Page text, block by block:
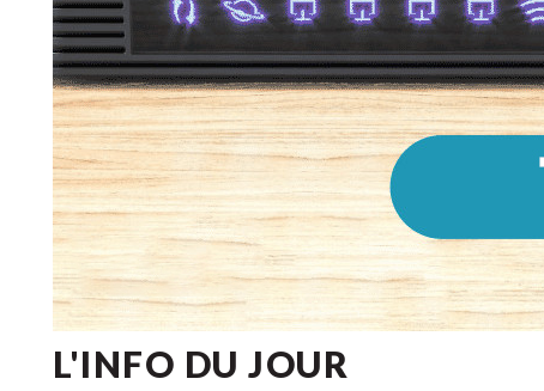
L'INFO DU JOUR